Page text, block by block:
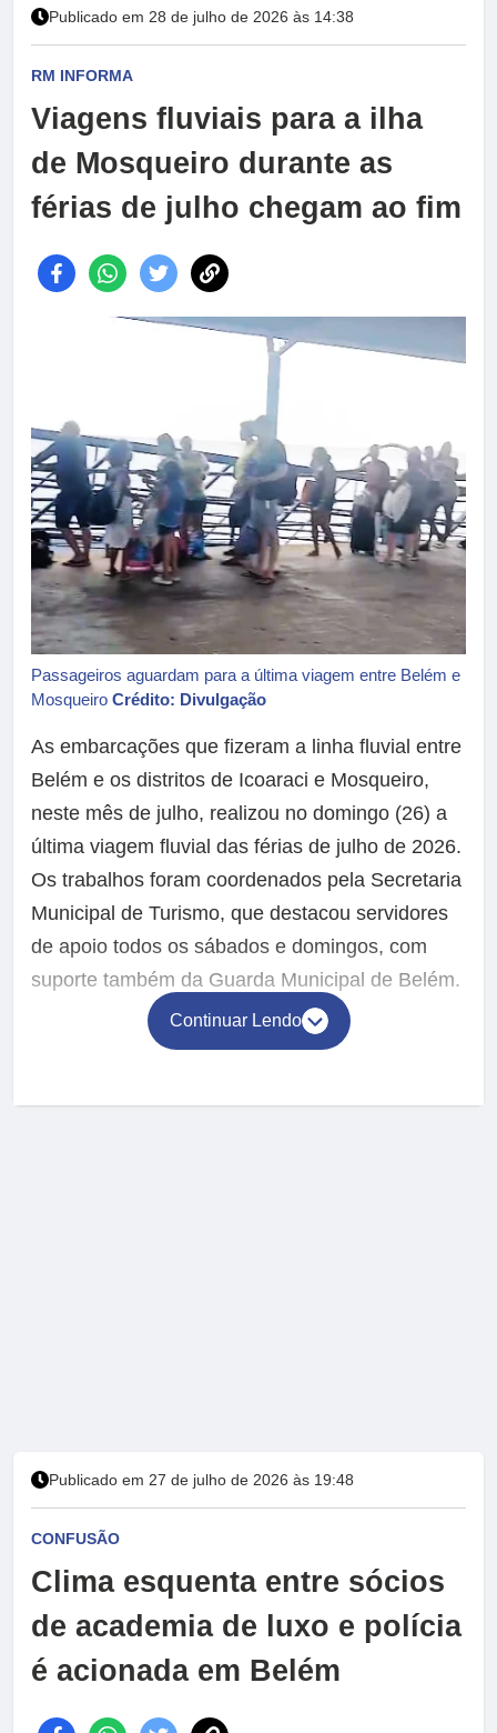
Publicado em 28 de julho de 2026 às 14:38
RM INFORMA
Viagens fluviais para a ilha
de Mosqueiro durante as
férias de julho chegam ao fim
Passageiros aguardam para a última viagem entre Belém e
Mosqueiro Crédito: Divulgação
As embarcações que fizeram a linha fluvial entre
Belém e os distritos de Icoaraci e Mosqueiro,
neste mês de julho, realizou no domingo (26) a
última viagem fluvial das férias de julho de 2026.
Os trabalhos foram coordenados pela Secretaria
Municipal de Turismo, que destacou servidores
de apoio todos os sábados e domingos, com
suporte também da Guarda Municipal de Belém.
Continuar Lendo
Publicado em 27 de julho de 2026 às 19:48
CONFUSÃO
Clima esquenta entre sócios
de academia de luxo e polícia
é acionada em Belém